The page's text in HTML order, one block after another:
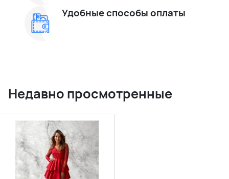
Удобные способы оплаты
Недавно просмотренные